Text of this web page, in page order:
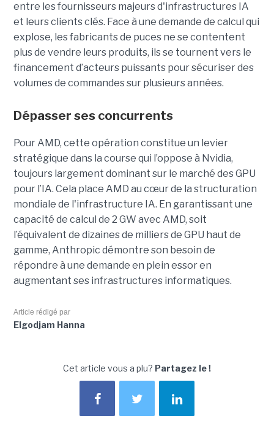
entre les fournisseurs majeurs d'infrastructures IA
et leurs clients clés. Face à une demande de calcul qui
explose, les fabricants de puces ne se contentent
plus de vendre leurs produits, ils se tournent vers le
financement d’acteurs puissants pour sécuriser des
volumes de commandes sur plusieurs années.
Dépasser ses concurrents
Pour AMD, cette opération constitue un levier
stratégique dans la course qui l’oppose à Nvidia,
toujours largement dominant sur le marché des GPU
pour l’IA. Cela place AMD au cœur de la structuration
mondiale de l'infrastructure IA. En garantissant une
capacité de calcul de 2 GW avec AMD, soit
l’équivalent de dizaines de milliers de GPU haut de
gamme, Anthropic démontre son besoin de
répondre à une demande en plein essor en
augmentant ses infrastructures informatiques.
Article rédigé par
Elgodjam Hanna
Cet article vous a plu? Partagez le !